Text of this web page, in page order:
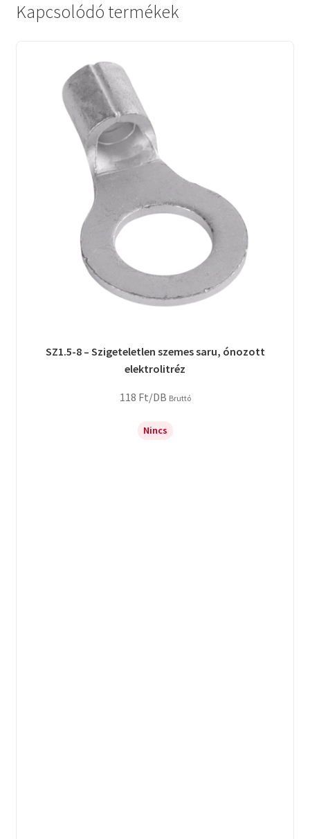
Kapcsolódó termékek
SZ1.5-8 – Szigeteletlen szemes saru, ónozott
elektrolitréz
118 Ft/DB Bruttó
Nincs